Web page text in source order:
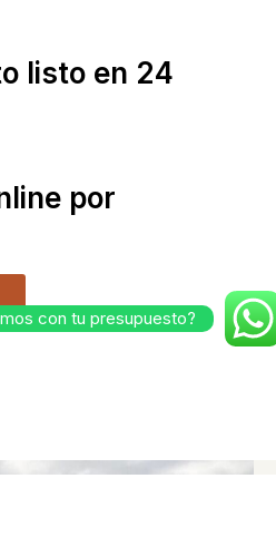
listo en 24
por
con tu presupuesto?